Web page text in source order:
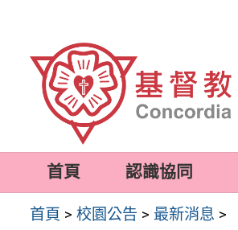
容
首頁 認識協同
首頁 >校園公告 > 最新消息 >